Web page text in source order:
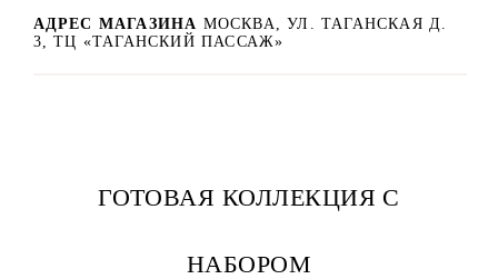
АДРЕС МАГАЗИНА МОСКВА, УЛ. ТАГАНСКАЯ Д.
3, ТЦ «ТАГАНСКИЙ ПАССАЖ»
ГОТОВАЯ КОЛЛЕКЦИЯ С
НАБОРОМ